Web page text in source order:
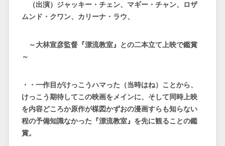
（出演）ジャッキー・チェン、マギー・チャン、ロザ
ムンド・クワン、カリーナ・ラウ、
～大林宣彦監督『漂流教室』との二本立て上映で鑑賞
～
・・一作目がけっこうハマった（当時はね）ことから、
けっこう期待してこの映画をメインに、そして同時上映
を内容どころか原作が楳図かずおの漫画すらも知らない
程の予備知識なかった『漂流教室』を先に観ることの鑑
賞。